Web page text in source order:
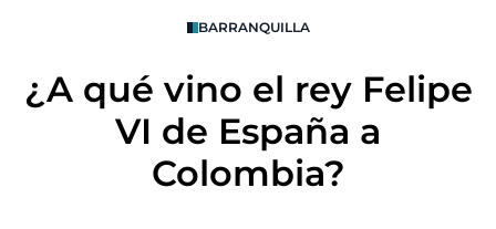
BARRANQUILLA
¿A qué vino el rey Felipe
VI de España a
Colombia?